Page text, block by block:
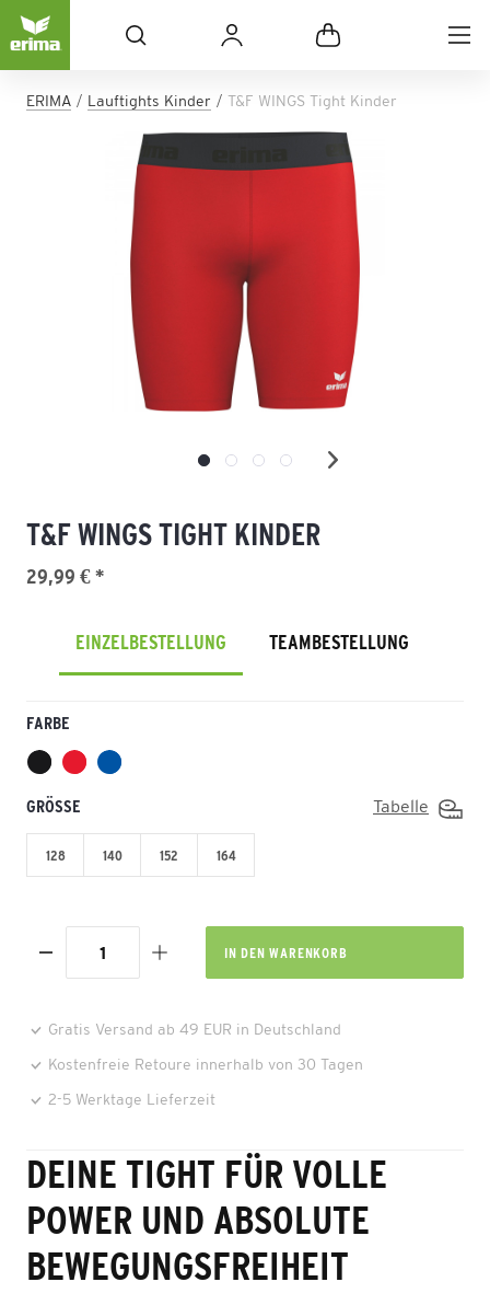
ERIMA Lauftights Kinder T&F WINGS Tight Kinder
T&F WINGS TIGHT KINDER
29,99 € *
EINZELBESTELLUNG TEAMBESTELLUNG
FARBE
GRÖSSE Tabelle
128 140 152 164
IN DEN WARENKORB
Gratis Versand ab 49 EUR in Deutschland
Kostenfreie Retoure innerhalb von 30 Tagen
2-5 Werktage Lieferzeit
DEINE TIGHT FÜR VOLLE
POWER UND ABSOLUTE
BEWEGUNGSFREIHEIT